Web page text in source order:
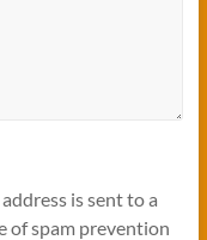
is sent to a
of spam prevention